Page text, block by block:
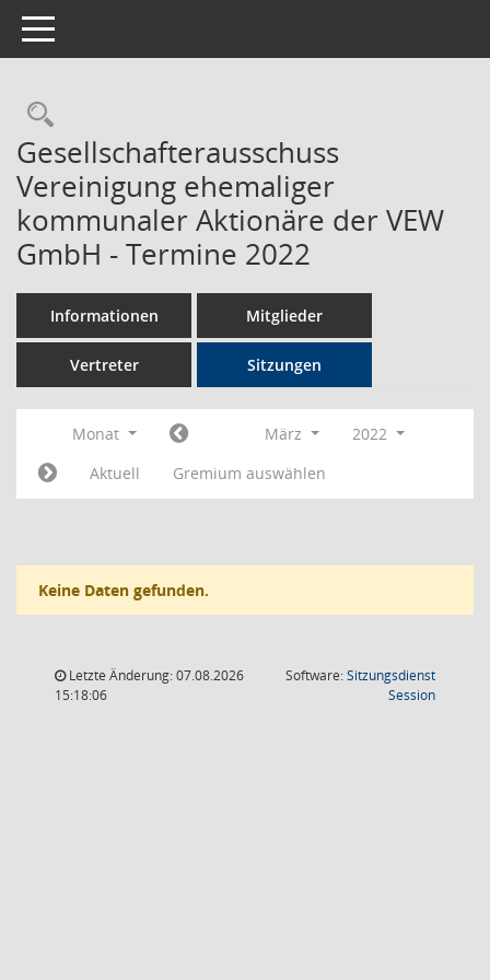
Toggle navigation
Rechercheauswahl
Gesellschafterausschuss
Vereinigung ehemaliger
kommunaler Aktionäre der VEW
GmbH - Termine 2022
Informationen Mitglieder
Vertreter Sitzungen
Monat März
2022
Aktuell
Gremium auswählen
Keine Daten gefunden.
Letzte Änderung: 07.08.2026
15:18:06
Software:Sitzungsdienst
Session(Wird in